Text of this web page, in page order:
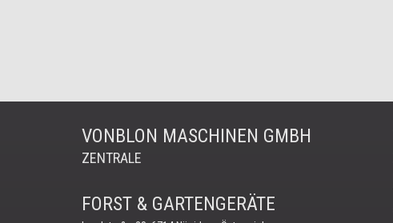
VONBLON MASCHINEN GMBH
ZENTRALE
FORST & GARTENGERÄTE